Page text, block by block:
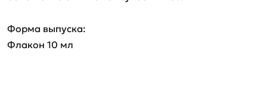
Форма выпуска:
Флакон 10 мл